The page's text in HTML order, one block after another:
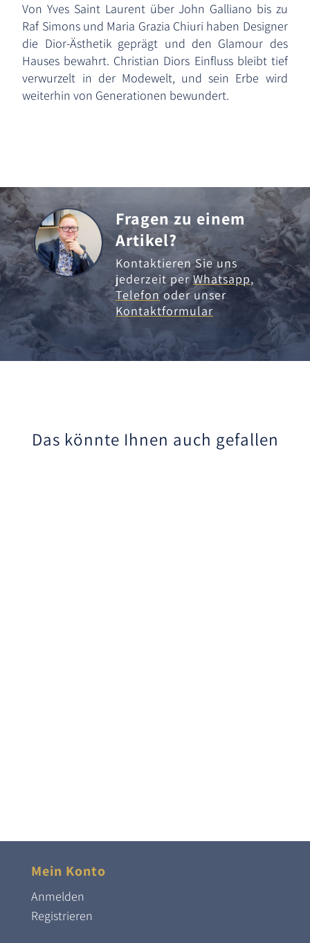
Von Yves Saint Laurent über John Galliano bis zu
Raf Simons und Maria Grazia Chiuri haben Designer
die Dior-Ästhetik geprägt und den Glamour des
Hauses bewahrt. Christian Diors Einfluss bleibt tief
verwurzelt in der Modewelt, und sein Erbe wird
weiterhin von Generationen bewundert.
Fragen zu einem
Artikel?
Kontaktieren Sie uns
jederzeit perWhatsapp,
Telefonoder unser
Kontaktformular
Das könnte Ihnen auch gefallen
Mein Konto
Anmelden
Registrieren